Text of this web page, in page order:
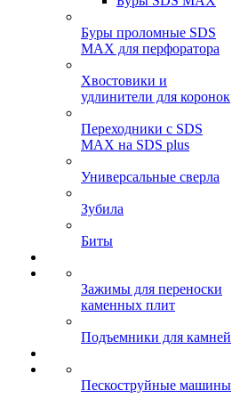
Буры проломные SDS
MAX для перфоратора
Хвостовики и
удлинители для коронок
Переходники с SDS
MAX на SDS plus
Универсальные сверла
Зубила
Биты
Зажимы для переноски
каменных плит
Подъемники для камней
Пескоструйные машины